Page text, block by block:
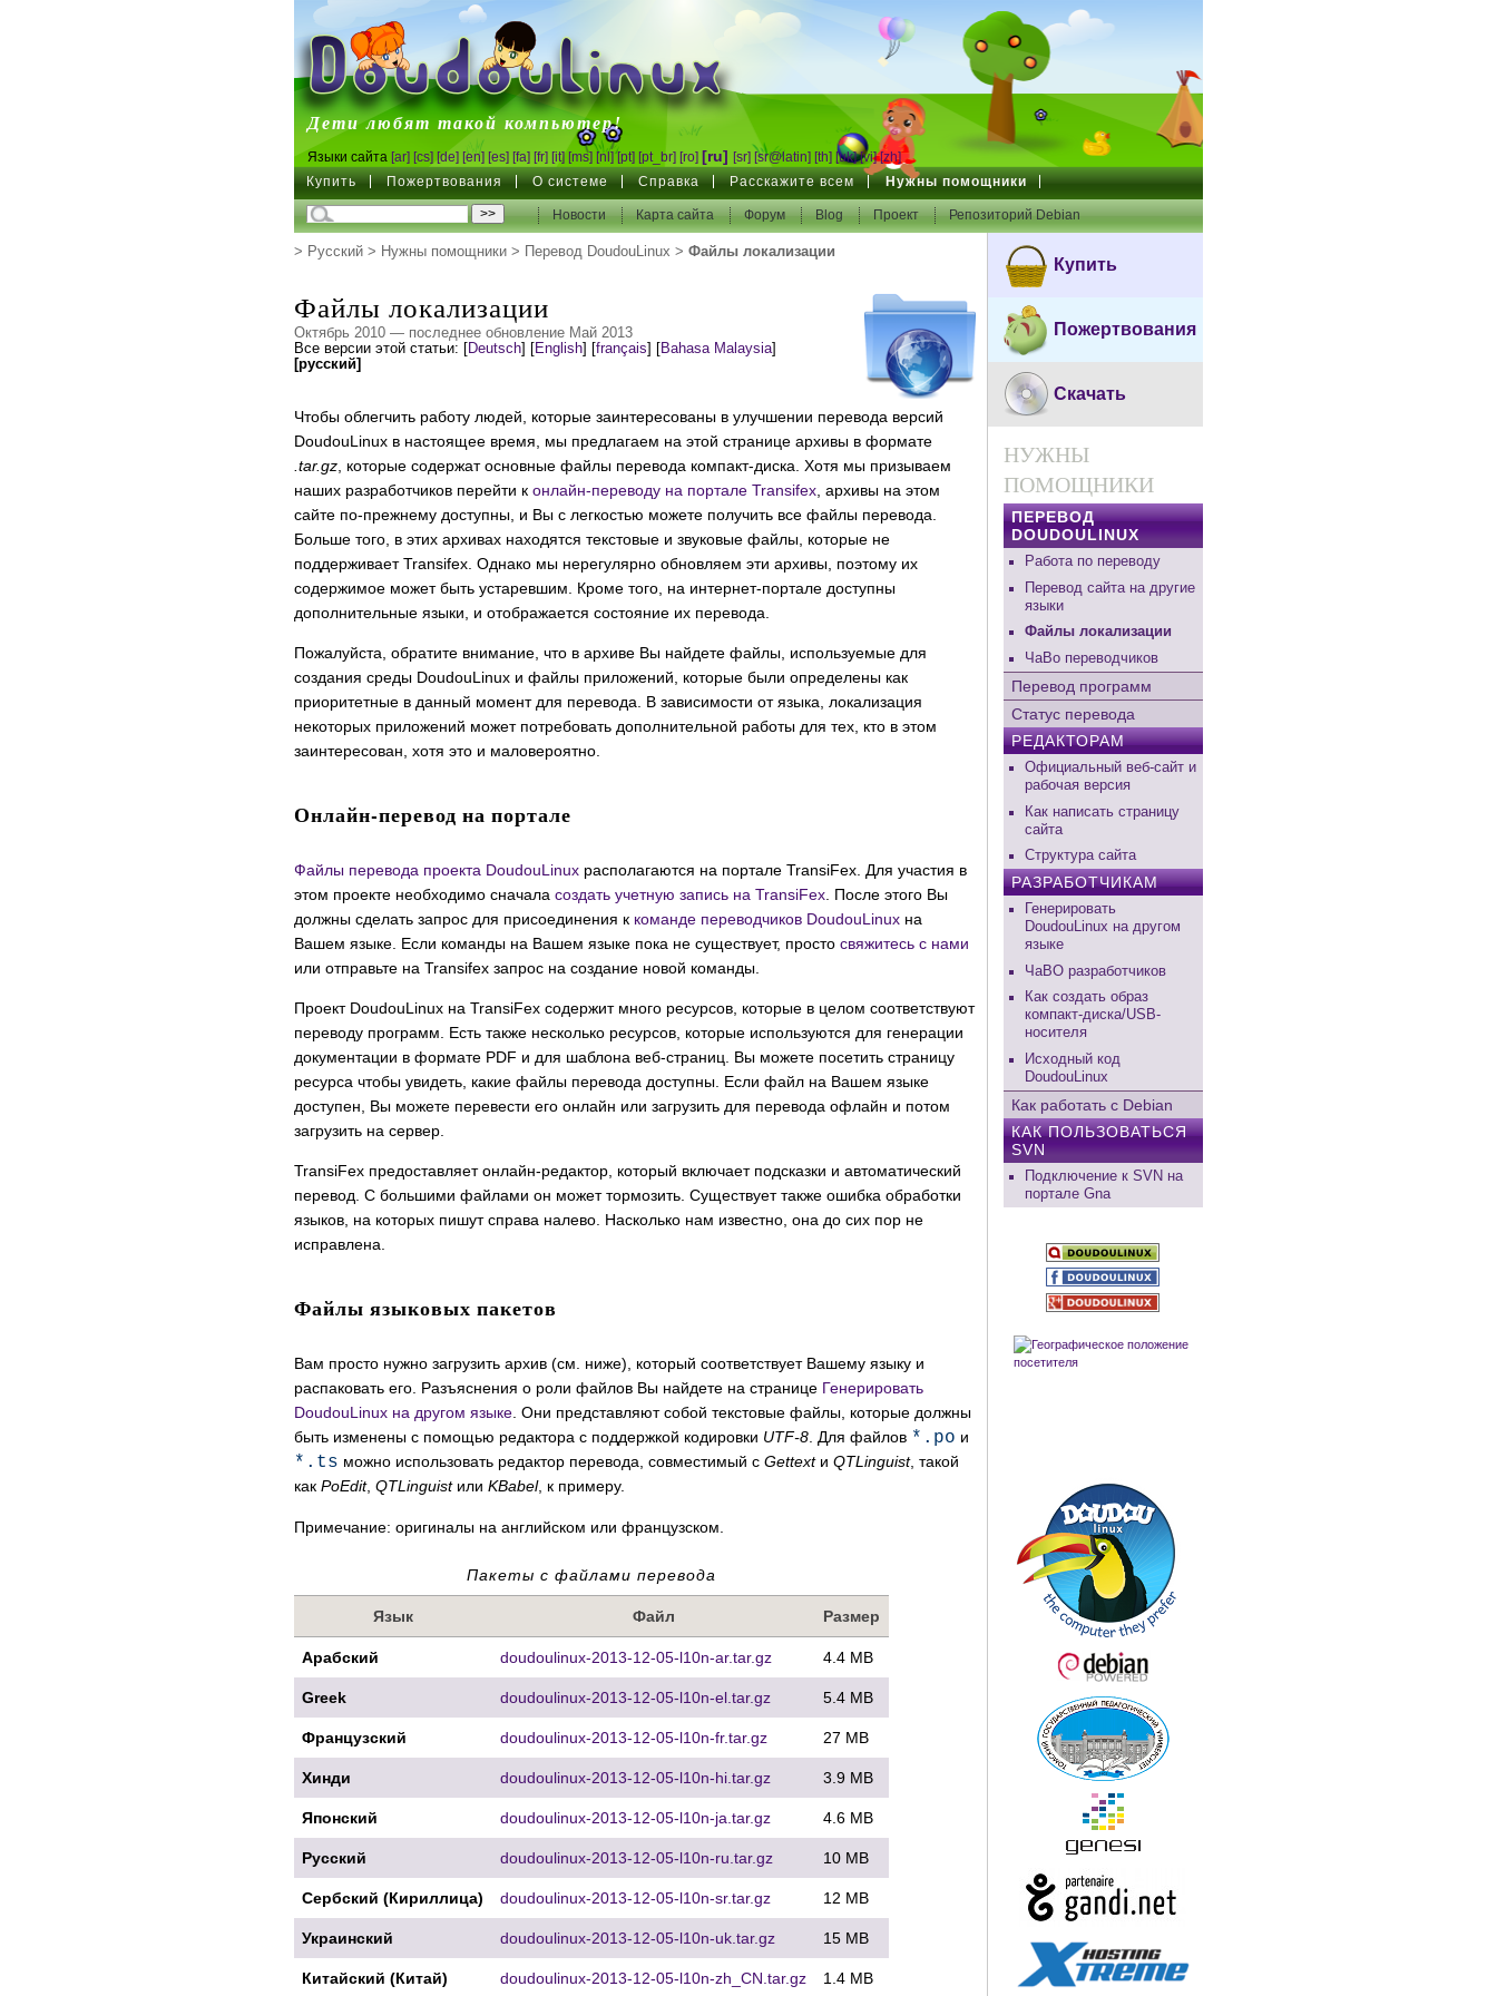
DoudouLinux
Дети любят такой компьютер!
Языки сайта [ar] [cs] [de] [en] [es] [fa] [fr] [it] [ms] [nl] [pt] [pt_br] [ro] [ru] [sr] [sr@latin] [th] [uk] [vi] [zh]
Купить Пожертвования О системе Справка Расскажите всем Нужны помощники
Новости Карта сайта Форум Blog Проект Репозиторий Debian
> Русский> Нужны помощники> Перевод DoudouLinux > Файлы локализации
Файлы локализации
Октябрь 2010 — последнее обновление Май 2013
Все версии этой статьи:
Deutsch] English] français Bahasa Malaysia]
[русский]
Чтобы облегчить работу людей, которые заинтересованы в улучшении перевода версий
DoudouLinux в настоящее время, мы предлагаем на этой странице архивы в формате
.tar.gz, которые содержат основные файлы перевода компакт-диска. Хотя мы призываем
наших разработчиков перейти к онлайн-переводу на портале Transifex, архивы на этом
сайте по-прежнему доступны, и Вы с легкостью можете получить все файлы перевода.
Больше того, в этих архивах находятся текстовые и звуковые файлы, которые не
поддерживает Transifex. Однако мы нерегулярно обновляем эти архивы, поэтому их
содержимое может быть устаревшим. Кроме того, на интернет-портале доступны
дополнительные языки, и отображается состояние их перевода.
Пожалуйста, обратите внимание, что в архиве Вы найдете файлы, используемые для
создания среды DoudouLinux и файлы приложений, которые были определены как
приоритетные в данный момент для перевода. В зависимости от языка, локализация
некоторых приложений может потребовать дополнительной работы для тех, кто в этом
заинтересован, хотя это и маловероятно.
Онлайн-перевод на портале
Файлы перевода проекта DoudouLinuxрасполагаются на портале TransiFex. Для участия в
этом проекте необходимо сначала создать учетную запись на TransiFex. После этого Вы
должны сделать запрос для присоединения к команде переводчиков DoudouLinuxна
Вашем языке. Если команды на Вашем языке пока не существует, просто свяжитесь с нами
или отправьте на Transifex запрос на создание новой команды.
Проект DoudouLinux на TransiFex содержит много ресурсов, которые в целом соответствуют
переводу программ. Есть также несколько ресурсов, которые используются для генерации
документации в формате PDF и для шаблона веб-страниц. Вы можете посетить страницу
ресурса чтобы увидеть, какие файлы перевода доступны. Если файл на Вашем языке
доступен, Вы можете перевести его онлайн или загрузить для перевода офлайн и потом
загрузить на сервер.
TransiFex предоставляет онлайн-редактор, который включает подсказки и автоматический
перевод. С большими файлами он может тормозить. Существует также ошибка обработки
языков, на которых пишут справа налево. Насколько нам известно, она до сих пор не
исправлена.
Файлы языковых пакетов
Вам просто нужно загрузить архив (см. ниже), который соответствует Вашему языку и
распаковать его. Разъяснения о роли файлов Вы найдете на странице Генерировать
DoudouLinux на другом языке. Они представляют собой текстовые файлы, которые должны
быть изменены с помощью редактора с поддержкой кодировки UTF-8. Для файлов *.po и
*.ts можно использовать редактор перевода, совместимый с Gettextи QTLinguist, такой
как PoEdit, QTLinguistили KBabel, к примеру.
Примечание: оригиналы на английском или французском.
Пакеты с файлами перевода
Язык Файл Размер
Арабский doudoulinux-2013-12-05-l10n-ar.tar.gz 4.4 MB
Greek doudoulinux-2013-12-05-l10n-el.tar.gz 5.4 MB
Французский doudoulinux-2013-12-05-l10n-fr.tar.gz 27 MB
Хинди doudoulinux-2013-12-05-l10n-hi.tar.gz 3.9 MB
Японский doudoulinux-2013-12-05-l10n-ja.tar.gz 4.6 MB
Русский doudoulinux-2013-12-05-l10n-ru.tar.gz 10 MB
Сербский (Кириллица) doudoulinux-2013-12-05-l10n-sr.tar.gz 12 MB
Украинский doudoulinux-2013-12-05-l10n-uk.tar.gz 15 MB
Китайский (Китай) doudoulinux-2013-12-05-l10n-zh_CN.tar.gz 1.4 MB
Купить
Пожертвования
Скачать
НУЖНЫ
ПОМОЩНИКИ
ПЕРЕВОД
DOUDOULINUX
Работа по переводу
Перевод сайта на другие
языки
Файлы локализации
ЧаВо переводчиков
Перевод программ
Статус перевода
РЕДАКТОРАМ
Официальный веб-сайт и
рабочая версия
Как написать страницу
сайта
Структура сайта
РАЗРАБОТЧИКАМ
Генерировать
DoudouLinux на другом
языке
ЧаВО разработчиков
Как создать образ
компакт-диска/USB-
носителя
Исходный код
DoudouLinux
Как работать с Debian
КАК ПОЛЬЗОВАТЬCЯ
SVN
Подключение к SVN на
портале Gna